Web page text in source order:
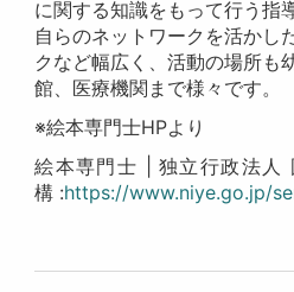
に関する知識をもって行う指
自らのネットワークを活かし
クなど幅広く、活動の場所も
館、医療機関まで様々です。
※絵本専門士HPより
絵本専門士 | 独立行政法人
構 :https://www.niye.go.jp/